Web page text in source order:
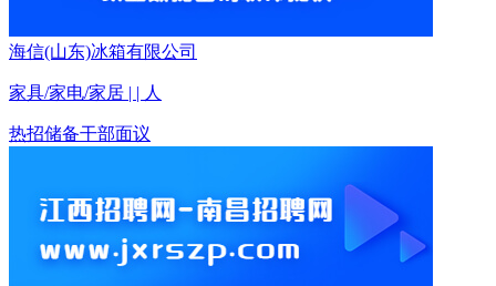
海信(山东)冰箱有限公司
家具/家电/家居 | | 人
热招储备干部面议